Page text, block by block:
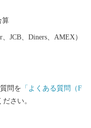
算
JCB、Diners、AMEX）
問を 「よくある質問（F
さい。